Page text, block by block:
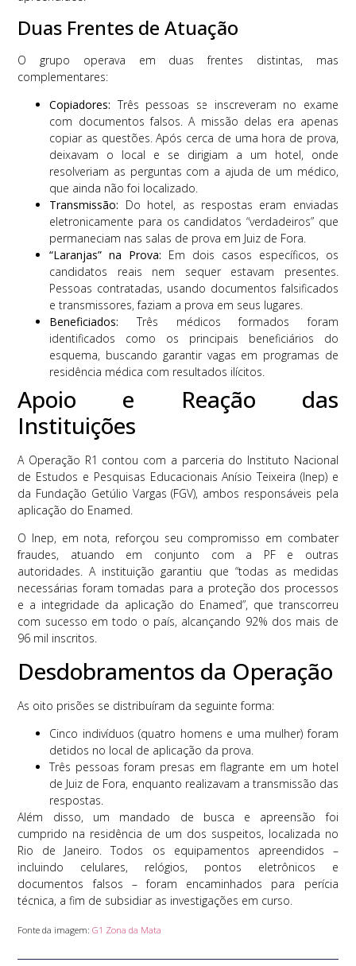
Duas Frentes de Atuação
O grupo operava em duas frentes distintas, mas
complementares:
Copiadores: Três pessoas se inscreveram no exame
com documentos falsos. A missão delas era apenas
copiar as questões. Após cerca de uma hora de prova,
deixavam o local e se dirigiam a um hotel, onde
resolveriam as perguntas com a ajuda de um médico,
que ainda não foi localizado.
Transmissão: Do hotel, as respostas eram enviadas
eletronicamente para os candidatos “verdadeiros” que
permaneciam nas salas de prova em Juiz de Fora.
“Laranjas” na Prova: Em dois casos específicos, os
candidatos reais nem sequer estavam presentes.
Pessoas contratadas, usando documentos falsificados
e transmissores, faziam a prova em seus lugares.
Beneficiados: Três médicos formados foram
identificados como os principais beneficiários do
esquema, buscando garantir vagas em programas de
residência médica com resultados ilícitos.
Apoio e Reação das
Instituições
A Operação R1 contou com a parceria do Instituto Nacional
de Estudos e Pesquisas Educacionais Anísio Teixeira (Inep) e
da Fundação Getúlio Vargas (FGV), ambos responsáveis pela
aplicação do Enamed.
O Inep, em nota, reforçou seu compromisso em combater
fraudes, atuando em conjunto com a PF e outras
autoridades. A instituição garantiu que “todas as medidas
necessárias foram tomadas para a proteção dos processos
e a integridade da aplicação do Enamed”, que transcorreu
com sucesso em todo o país, alcançando 92% dos mais de
96 mil inscritos.
Desdobramentos da Operação
As oito prisões se distribuíram da seguinte forma:
Cinco indivíduos (quatro homens e uma mulher) foram
detidos no local de aplicação da prova.
Três pessoas foram presas em flagrante em um hotel
de Juiz de Fora, enquanto realizavam a transmissão das
respostas.
Além disso, um mandado de busca e apreensão foi
cumprido na residência de um dos suspeitos, localizada no
Rio de Janeiro. Todos os equipamentos apreendidos –
incluindo celulares, relógios, pontos eletrônicos e
documentos falsos – foram encaminhados para perícia
técnica, a fim de subsidiar as investigações em curso.
Fonte da imagem:G1 Zona da Mata